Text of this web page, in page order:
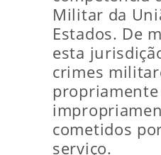
Militar da
Estados. De
esta
crimes
cometidos
serviço.